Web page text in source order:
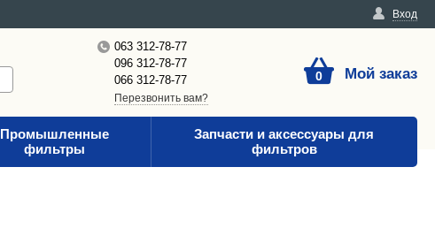
Вход
063 312-78-77
096 312-78-77
066 312-78-77
Перезвонить вам?
0 Мой заказ
Промышленные
фильтры
Запчасти и аксессуары для
фильтров